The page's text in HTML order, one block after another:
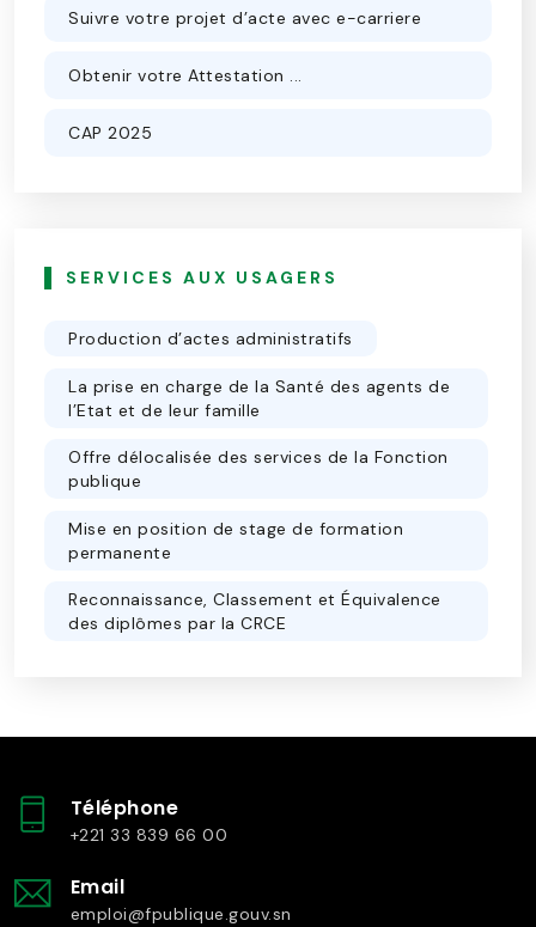
Suivre votre projet d’acte avec e-carriere
Obtenir votre Attestation ...
CAP 2025
SERVICES AUX USAGERS
Production d’actes administratifs
La prise en charge de la Santé des agents de
l’Etat et de leur famille
Offre délocalisée des services de la Fonction
publique
Mise en position de stage de formation
permanente
Reconnaissance, Classement et Équivalence
des diplômes par la CRCE
Téléphone
+221 33 839 66 00
Email
emploi@fpublique.gouv.sn